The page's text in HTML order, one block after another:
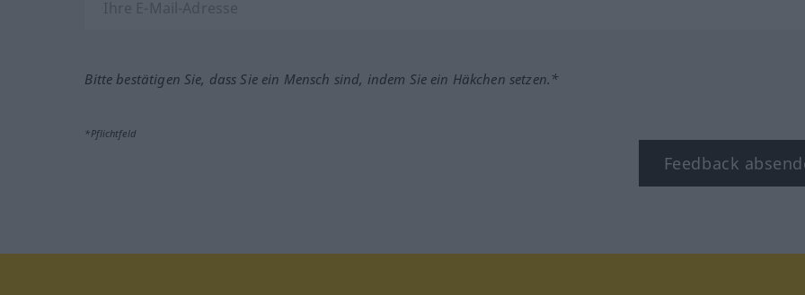
Bitte bestätigen Sie, dass Sie ein Mensch sind, indem Sie ein Häkchen setzen.*
*Pflichtfeld
Feedback